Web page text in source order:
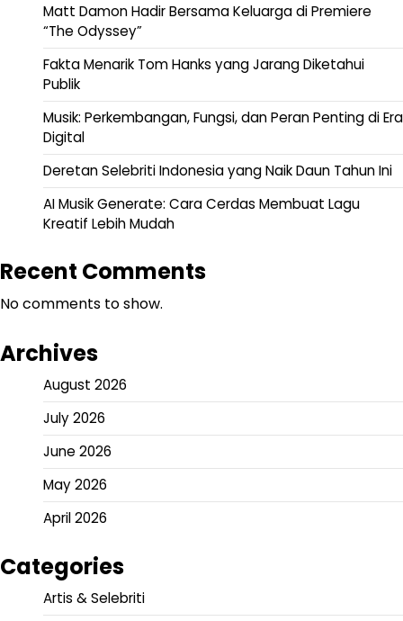
Matt Damon Hadir Bersama Keluarga di Premiere
“The Odyssey”
Fakta Menarik Tom Hanks yang Jarang Diketahui
Publik
Musik: Perkembangan, Fungsi, dan Peran Penting di Era
Digital
Deretan Selebriti Indonesia yang Naik Daun Tahun Ini
AI Musik Generate: Cara Cerdas Membuat Lagu
Kreatif Lebih Mudah
Recent Comments
No comments to show.
Archives
August 2026
July 2026
June 2026
May 2026
April 2026
Categories
Artis & Selebriti